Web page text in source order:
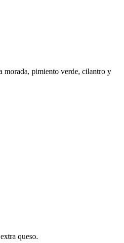
morada, pimiento verde, cilantro y
queso.